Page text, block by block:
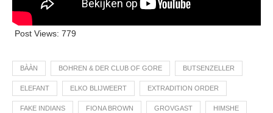
Post Views: 779
BÀÀN BOHREN & DER CLUB OF GORE BUTSENZELLER
ELEFANT ELKO BLIJWEERT EXTRADITION ORDER
FAKE INDIANS FIONA BROWN GROVGAST HIMSHE